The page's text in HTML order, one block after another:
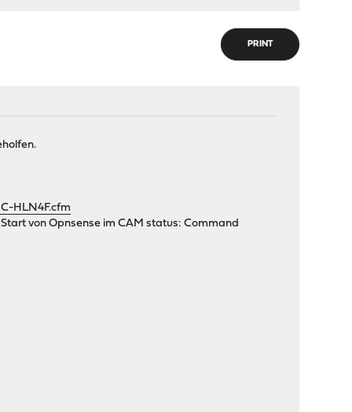
PRINT
HLN4F.cfm
von Opnsense im CAM status: Command